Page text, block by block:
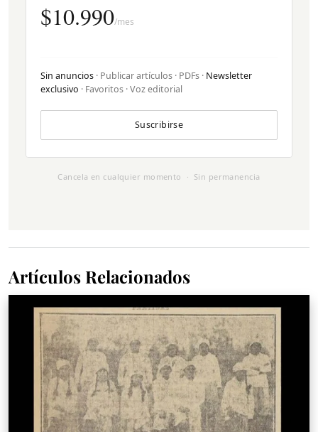
$10.990/mes
Sin anuncios · Publicar artículos · PDFs · Newsletter
exclusivo · Favoritos · Voz editorial
Suscribirse
Cancela en cualquier momento · Sin permanencia
Artículos Relacionados